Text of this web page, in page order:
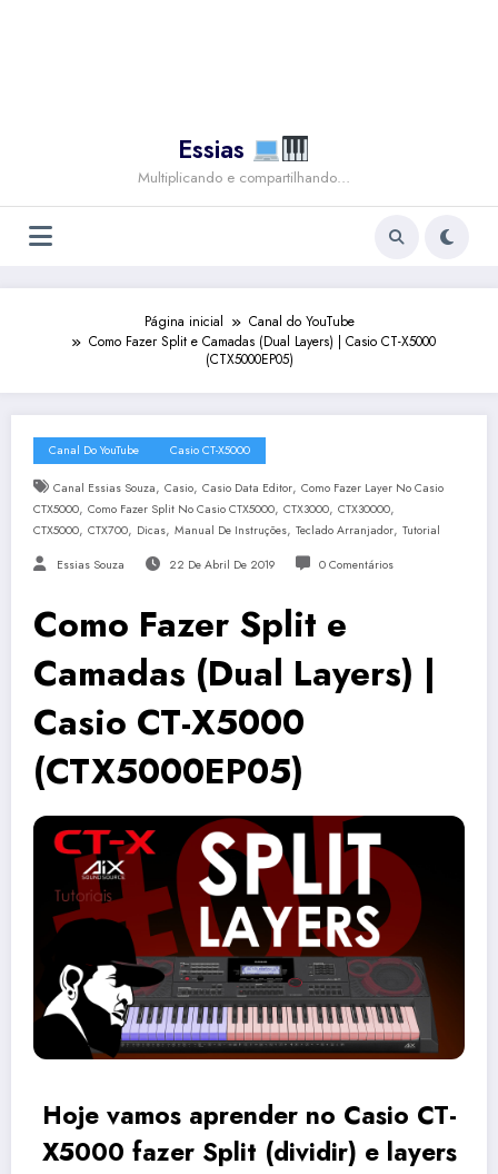
Essias
Multiplicando e compartilhando…
Página inicial
Canal do YouTube
Como Fazer Split e Camadas (Dual Layers) | Casio CT-X5000
(CTX5000EP05)
Canal Do YouTube Casio CT-X5000
Canal Essias Souza, Casio, Casio Data Editor, Como Fazer Layer No Casio
CTX5000, Como Fazer Split No Casio CTX5000, CTX3000, CTX30000,
CTX5000, CTX700, Dicas, Manual De Instruções, Teclado Arranjador, Tutorial
Essias Souza 22 De Abril De 2019 0 Comentários
Como Fazer Split e
Camadas (Dual Layers) |
Casio CT-X5000
(CTX5000EP05)
Hoje vamos aprender no Casio CT-
X5000 fazer Split (dividir) e layers